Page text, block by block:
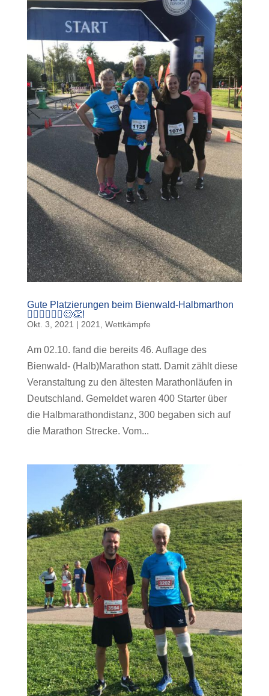
Gute Platzierungen beim Bienwald-Halbmarthon
🏃🏽‍♀️🏃🏻‍♂️😊👏!
Okt. 3, 2021 | 2021, Wettkämpfe
Am 02.10. fand die bereits 46. Auflage des
Bienwald- (Halb)Marathon statt. Damit zählt diese
Veranstaltung zu den ältesten Marathonläufen in
Deutschland. Gemeldet waren 400 Starter über
die Halbmarathondistanz, 300 begaben sich auf
die Marathon Strecke. Vom...